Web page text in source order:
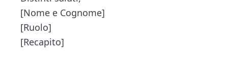
[Nome e Cognome]
[Ruolo]
[Recapito]